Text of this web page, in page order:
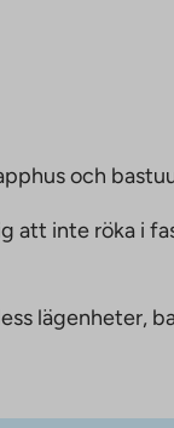
och
att inte röka i
lägenheter,